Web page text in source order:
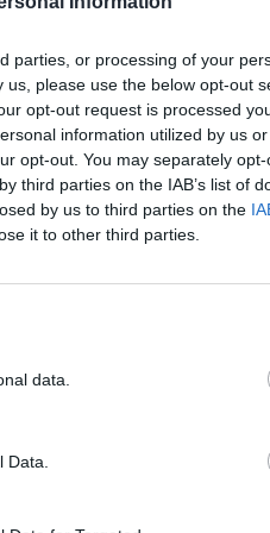
parties, or processing of your
please use the below opt-out
opt-out request is processed
information utilized by us
opt-out. You may separately
third parties on the IAB’s list of
by us to third parties on the
it to other third parties.
data.
veicoli con caratteristiche
di contenimento adeguati e,
conferire i materiali, il
a un impianto non autorizzato
amministrative e penalidi
sanzionata con multe
condotta.
la sanzione amministrativa
violazioni vengono perseguite
verificati: